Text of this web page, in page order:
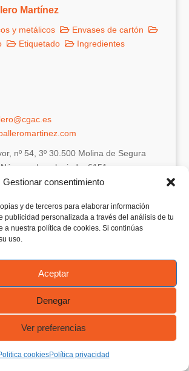
Gestionar consentimiento
y de terceros para elaborar información
publicidad personalizada a través del análisis de tu
a nuestra política de cookies. Si continúas
uso.
Aceptar
Denegar
Ver preferencias
cookiesPolítica privacidad
Martínez
y metálicos
Envases de cartón
Etiquetado
Ingredientes
nº 54, 3º 30.500 Molina de Segura
de colegiado: 6151 ...
Showing 1 result